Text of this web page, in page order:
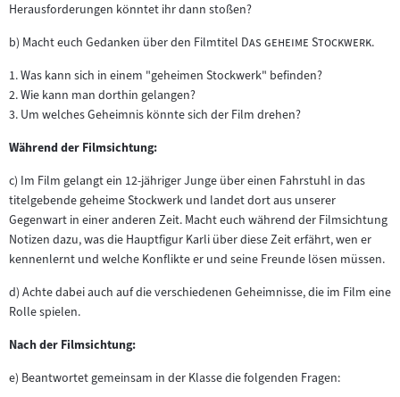
Herausforderungen könntet ihr dann stoßen?
b) Macht euch Gedanken über den Filmtitel "Das geheime Stockwerk".
1. Was kann sich in einem "geheimen Stockwerk" befinden?
2. Wie kann man dorthin gelangen?
3. Um welches Geheimnis könnte sich der Film drehen?
Während der Filmsichtung:
c) Im Film gelangt ein 12-jähriger Junge über einen Fahrstuhl in das
titelgebende geheime Stockwerk und landet dort aus unserer
Gegenwart in einer anderen Zeit. Macht euch während der Filmsichtung
Notizen dazu, was die Hauptfigur Karli über diese Zeit erfährt, wen er
kennenlernt und welche Konflikte er und seine Freunde lösen müssen.
d) Achte dabei auch auf die verschiedenen Geheimnisse, die im Film eine
Rolle spielen.
Nach der Filmsichtung:
e) Beantwortet gemeinsam in der Klasse die folgenden Fragen: